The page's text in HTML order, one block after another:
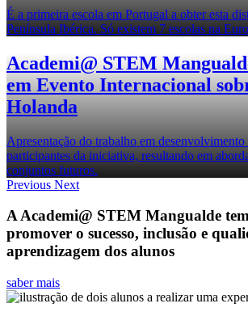
É a primeira escola em Portugal a obter esta
Península Ibérica. Só existem 7 escolas na
Academi@ STEM
em Evento Internacional
Holanda
Apresentação do trabalho em
participantes da iniciativa, resultando em
conjuntos futuros.
Previous Next
A Academi@ STEM Mangualde
promover o sucesso, inclusão e
aprendizagem dos alunos
saber mais